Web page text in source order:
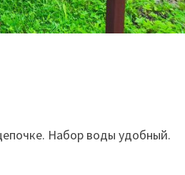
Набор воды удобный.